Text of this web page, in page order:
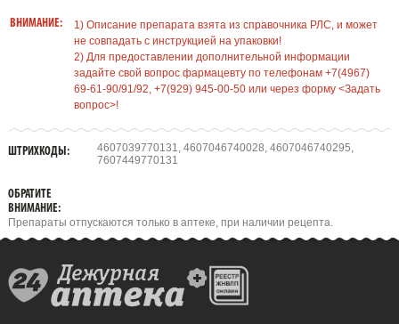
ВНИМАНИЕ:
1) Описание препарата взята из справочника РЛС, и может
не совпадать с инструкцией на упаковки!
2) Для предоставлении дополнительной информации
задайте свой вопрос фармацевту по телефонам +7(4967)
69-61-90/91/92, +7(929) 945-00-50 или через форму <Задать
вопрос>!
ШТРИХКОДЫ:
4607039770131, 4607046740028, 4607046740295,
7607449770131
ОБРАТИТЕ
ВНИМАНИЕ:
Препараты отпускаются только в аптеке, при наличии рецепта.